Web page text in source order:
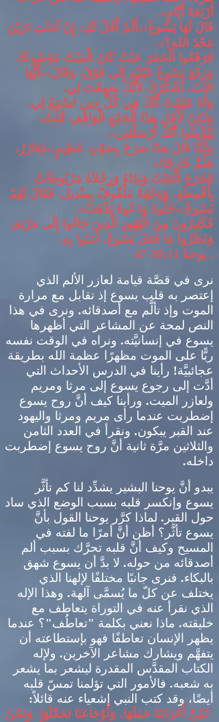
أَرْبَعَةَ أَيَّامٍ».
قَالَ لَهَا يَسُوعُ:« أَلَمْ أَقُلْ لَكِ: إِنْ آمَنْتِ تَرَيْنَ
مَجْدَ اللهِ؟».
فَرَفَعُوا الْحَجَرَ حَيْثُ كَانَ الْمَيْتُ مَوْضُوعًا،
وَرَفَعَ يَسُوعُ عَيْنَيْهِ إِلَى فَوْقُ، وَقَالَ:« أَيُّهَا
الآبُ، أَشْكُرُكَ لأَنَّكَ سَمِعْتَ لِي،
وَأَنَا عَلِمْتُ أَنَّكَ فِي كُلِّ حِينٍ تَسْمَعُ لِي.
وَلكِنْ لأَجْلِ هذَا الْجَمْعِ الْوَاقِفِ قُلْتُ،
لِيُؤْمِنُوا أَنَّكَ أَرْسَلْتَنِي».
وَلَمَّا قَالَ هذَا صَرَخَ بِصَوْتٍ عَظِيمٍ:«لِعَازَرُ،
هَلُمَّ خَارِجًا!»
فَخَرَجَ الْمَيْتُ وَيَدَاهُ وَرِجْلاَهُ مَرْبُوطَاتٌ
بِأَقْمِطَةٍ، وَوَجْهُهُ مَلْفُوفٌ بِمِنْدِيل. فَقَالَ لَهُمْ
يَسُوعُ:«حُلُّوهُ وَدَعُوهُ يَذْهَبْ».
فَكَثِيرُونَ مِنَ الْيَهُودِ الَّذِينَ جَاءُوا إِلَى مَرْيَمَ،
وَنَظَرُوا مَا فَعَلَ يَسُوعُ، آمَنُوا بِهِ.
. يوحنا 38:11-47
نرى في قصَّة قيامة لعازر الألم الذي
إعتصر به قلب يسوع إذ تقابل مع مرارة
الموت وإذ تألَّم مع أصدقائه. ونرى في هذا
النص لمحة عن المشاعر التي أظهرها
يسوع في إنسانيَّته. ونراه في الوقت نفسه
ربًّا على الموت مظهرًا عظمة الله بطريقة
عجائبيَّة! رأينا في الدرس الأحداث التي
أدَّت إلى رجوع يسوع إلى مرثا ومريم
ولعازر الميت. ورأينا كيف أنَّ روح يسوع
إضطربت عندما رأى مريم ومرثا واليهود
عند القبر يبكون. ونقرأ في العدد الثامن
والثلاثين مرَّة ثانية أنَّ روح يسوع إضطربت
داخله.
يبدو أنَّ يوحنا البشير يشدِّد لنا كم تأثَّر
يسوع وإنكسر قلبه بسبب الوضع الذي ساد
حول القبر . لماذا كرَّر يوحنا القول بأنَّ
يسوع تأثَّر؟ أظن أنَّ أمرًا ما لفته في
المسيح وكيف أنَّ قلبه تحرَّك بسبب ألم
أصدقائه من حوله. لا بدَّ أن يسوع شهق
بالبكاء. فنرى جانبًا مختلفًا لإلهنا الذي
يختلف عن كلّ ما يُسمَّى آلهة. وهذا الإله
الذي نقرأ عنه في التوراة يتعاطف مع
خليقته. ماذا نعني بكلمة "تعاطُف"؟ عندما
يظهر الإنسان تعاطفًا فهو بإستطاعته أن
يتفهَّم ويشارك مشاعر الآخرين. ولإله
الكتاب المقدَّس المقدرة ليشعر بما يشعر
به شعبه. فالأمور التي تؤلمنا تمسّ قلبه
أيضًا، وقد كتب النبي إشعياء عنه قائلاً:
"لكِنَّ أَحْزَانَنَا حَمَلَهَا، وَأَوْجَاعَنَا تَحَمَّلَهَا. وَنَحْنُ